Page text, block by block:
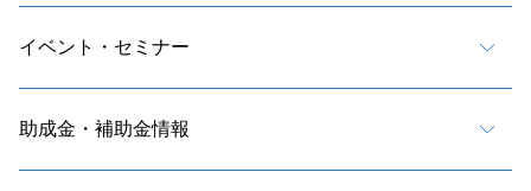
イベント・セミナー
助成金・補助金情報